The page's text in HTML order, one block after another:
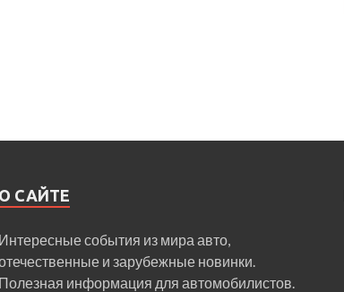
О САЙТЕ
Интересные события из мира авто,
и зарубежные новинки.
Полезная информация для автомобилистов.